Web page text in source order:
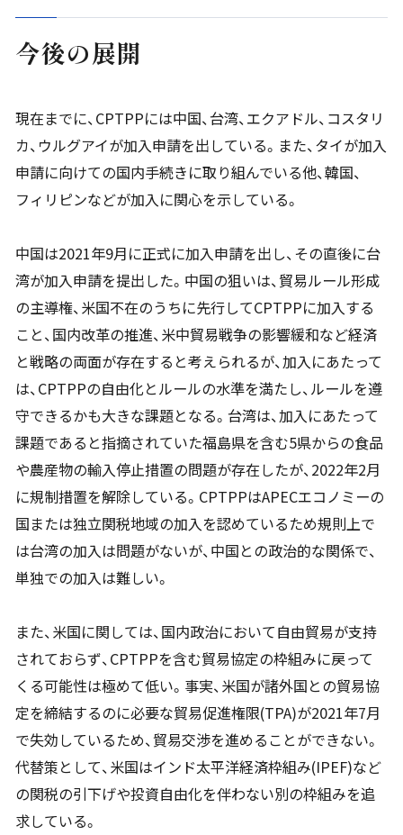
今後の展開
現在までに、CPTPPには中国、台湾、エクアドル、コスタリ
カ、ウルグアイが加入申請を出している。また、タイが加入
申請に向けての国内手続きに取り組んでいる他、韓国、
フィリピンなどが加入に関心を示している。
中国は2021年9月に正式に加入申請を出し、その直後に台
湾が加入申請を提出した。中国の狙いは、貿易ルール形成
の主導権、米国不在のうちに先行してCPTPPに加入する
こと、国内改革の推進、米中貿易戦争の影響緩和など経済
と戦略の両面が存在すると考えられるが、加入にあたって
は、CPTPPの自由化とルールの水準を満たし、ルールを遵
守できるかも大きな課題となる。台湾は、加入にあたって
課題であると指摘されていた福島県を含む5県からの食品
や農産物の輸入停止措置の問題が存在したが、2022年2月
に規制措置を解除している。CPTPPはAPECエコノミーの
国または独立関税地域の加入を認めているため規則上で
は台湾の加入は問題がないが、中国との政治的な関係で、
単独での加入は難しい。
また、米国に関しては、国内政治において自由貿易が支持
されておらず、CPTPPを含む貿易協定の枠組みに戻って
くる可能性は極めて低い。事実、米国が諸外国との貿易協
定を締結するのに必要な貿易促進権限(TPA)が2021年7月
で失効しているため、貿易交渉を進めることができない。
代替策として、米国はインド太平洋経済枠組み(IPEF)など
の関税の引下げや投資自由化を伴わない別の枠組みを追
求している。